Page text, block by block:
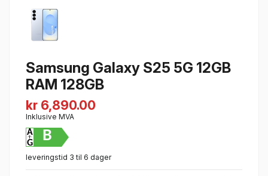
Samsung Galaxy S25 5G 12GB
RAM 128GB
kr 6,890.00
Inklusive MVA
B
leveringstid 3 til 6 dager